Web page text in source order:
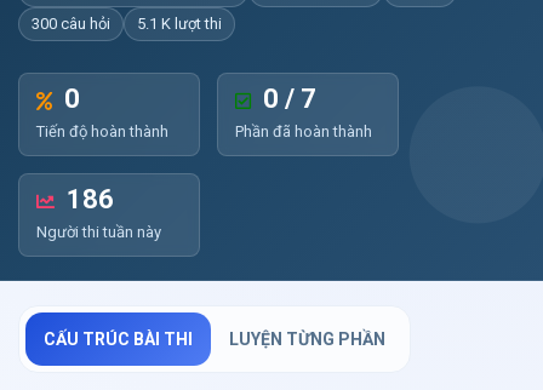
300 câu hỏi
5.1 K lượt thi
0
Tiến độ hoàn thành
0 / 7
Phần đã hoàn thành
186
Người thi tuần này
CẤU TRÚC BÀI THI LUYỆN TỪNG PHẦN